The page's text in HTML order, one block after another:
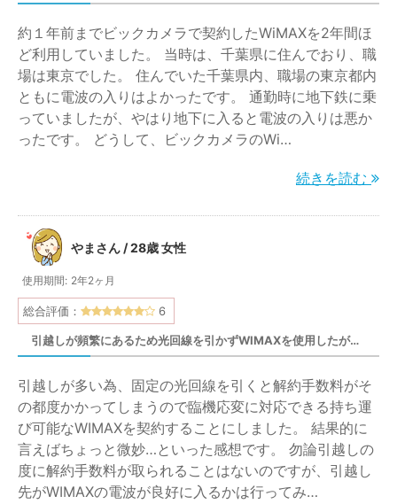
かは行ってみないとわかりません。更に言うとエリ
アにしっかり入っていても建物の構造やいる場所に
よってまったく電波が入らない場所があります。都
会田舎限らずそうでした。
ただ、一度しっかりした電波を受信できればサクサ
文句は一切ありませんでした。また電池容量も、持
した。
口コミの著作権は当サイトに帰属します。引用の条件を満たさない無断転載、一
部コンテンツを改変しての使用は固く禁じます。
約１年前までビックカメラで契約したWiMAXを2年間ほ
ど利用していました。 当時は、千葉県に住んでおり、職
場は東京でした。 住んでいた千葉県内、職場の東京都内
ともに電波の入りはよかったです。 通勤時に地下鉄に乗
っていましたが、やはり地下に入ると電波の入りは悪か
ったです。 どうして、ビックカメラのWi…
続きを読む
やまさん / 28歳 女性
使用期間: 2年2ヶ月
総合評価： 6
引越しが頻繁にあるため光回線を引かずWIMAXを使用したが…
引越しが多い為、固定の光回線を引くと解約手数料がそ
の都度かかってしまうので臨機応変に対応できる持ち運
び可能なWIMAXを契約することにしました。 結果的に
言えばちょっと微妙…といった感想です。 勿論引越しの
度に解約手数料が取られることはないのですが、引越し
先がWIMAXの電波が良好に入るかは行ってみ…